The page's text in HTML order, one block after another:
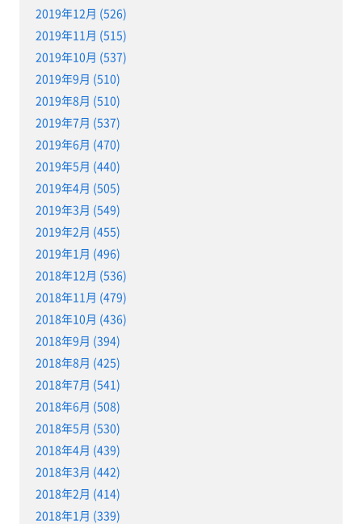
2019年12月 (526)
2019年11月 (515)
2019年10月 (537)
2019年9月 (510)
2019年8月 (510)
2019年7月 (537)
2019年6月 (470)
2019年5月 (440)
2019年4月 (505)
2019年3月 (549)
2019年2月 (455)
2019年1月 (496)
2018年12月 (536)
2018年11月 (479)
2018年10月 (436)
2018年9月 (394)
2018年8月 (425)
2018年7月 (541)
2018年6月 (508)
2018年5月 (530)
2018年4月 (439)
2018年3月 (442)
2018年2月 (414)
2018年1月 (339)